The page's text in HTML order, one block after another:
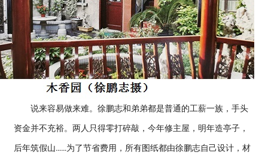
说来容易做来难。徐鹏志和弟弟都是普通的工薪一族，手头
资金并不充裕。两人只得零打碎敲，今年修主屋，明年造亭子，
后年筑假山……为了节省费用，所有图纸都由徐鹏志自己设计，材